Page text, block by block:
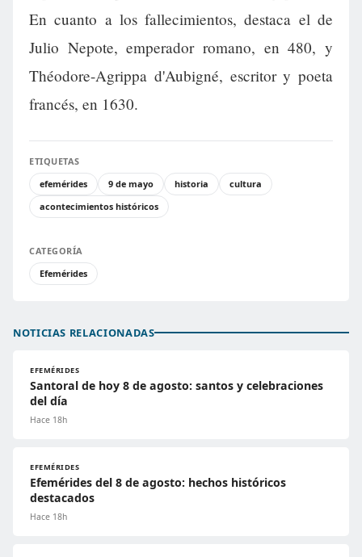
En cuanto a los fallecimientos, destaca el de
Julio Nepote, emperador romano, en 480, y
Théodore-Agrippa d'Aubigné, escritor y poeta
francés, en 1630.
ETIQUETAS
efemérides
9 de mayo historia
cultura
acontecimientos históricos
CATEGORÍA
Efemérides
NOTICIAS RELACIONADAS
EFEMÉRIDES
Santoral de hoy 8 de agosto: santos y celebraciones
del día
Hace 18h
EFEMÉRIDES
Efemérides del 8 de agosto: hechos históricos
destacados
Hace 18h